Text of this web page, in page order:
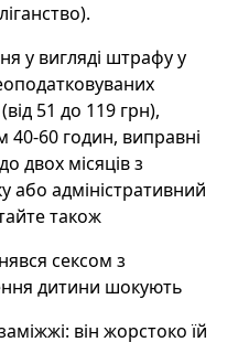
у вигляді штрафу у
51 до 119 грн),
40-60 годин, виправні
двох місяців з
або адміністративний
також
сексом з
дитини шокують
він жорстоко їй